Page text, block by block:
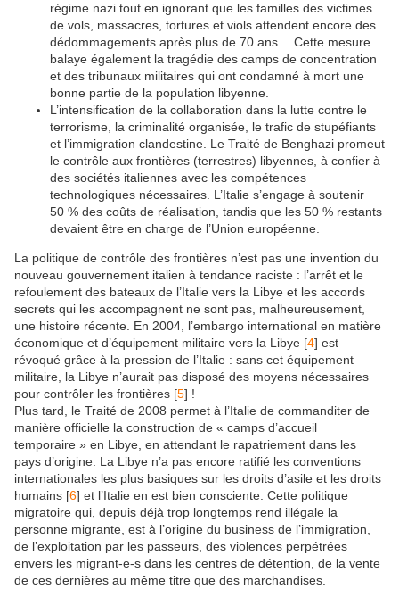
régime nazi tout en ignorant que les familles des victimes
de vols, massacres, tortures et viols attendent encore des
dédommagements après plus de 70 ans… Cette mesure
balaye également la tragédie des camps de concentration
et des tribunaux militaires qui ont condamné à mort une
bonne partie de la population libyenne.
L’intensification de la collaboration dans la lutte contre le
terrorisme, la criminalité organisée, le trafic de stupéfiants
et l’immigration clandestine. Le Traité de Benghazi promeut
le contrôle aux frontières (terrestres) libyennes, à confier à
des sociétés italiennes avec les compétences
technologiques nécessaires. L’Italie s’engage à soutenir
50 % des coûts de réalisation, tandis que les 50 % restants
devaient être en charge de l’Union européenne.
La politique de contrôle des frontières n’est pas une invention du
nouveau gouvernement italien à tendance raciste : l’arrêt et le
refoulement des bateaux de l’Italie vers la Libye et les accords
secrets qui les accompagnent ne sont pas, malheureusement,
une histoire récente. En 2004, l’embargo international en matière
économique et d’équipement militaire vers la Libye [4] est
révoqué grâce à la pression de l’Italie : sans cet équipement
militaire, la Libye n’aurait pas disposé des moyens nécessaires
pour contrôler les frontières [5] !
Plus tard, le Traité de 2008 permet à l’Italie de commanditer de
manière officielle la construction de « camps d’accueil
temporaire » en Libye, en attendant le rapatriement dans les
pays d’origine. La Libye n’a pas encore ratifié les conventions
internationales les plus basiques sur les droits d’asile et les droits
humains [6] et l’Italie en est bien consciente. Cette politique
migratoire qui, depuis déjà trop longtemps rend illégale la
personne migrante, est à l’origine du business de l’immigration,
de l’exploitation par les passeurs, des violences perpétrées
envers les migrant-e-s dans les centres de détention, de la vente
de ces dernières au même titre que des marchandises.